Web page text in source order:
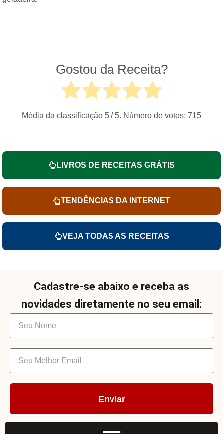
Gostou da Receita?
Média da classificação 5 / 5. Número de votos: 715
LIVROS DE RECEITAS GRÁTIS
TENDÊNCIAS DA INTERNET
VEJA TODAS AS RECEITAS
Cadastre-se abaixo e receba as
novidades diretamente no seu email:
Enviar